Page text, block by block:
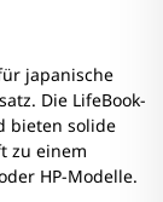
japanische
Die LifeBook-
bieten solide
zu einem
HP-Modelle.